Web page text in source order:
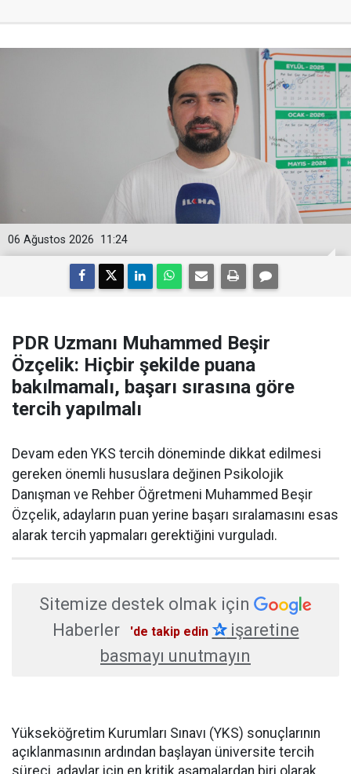
11:24
06 Ağustos 2026
PDR Uzmanı Muhammed Beşir
Özçelik: Hiçbir şekilde puana
bakılmamalı, başarı sırasına göre
tercih yapılmalı
Devam eden YKS tercih döneminde dikkat edilmesi
gereken önemli hususlara değinen Psikolojik
Danışman ve Rehber Öğretmeni Muhammed Beşir
Özçelik, adayların puan yerine başarı sıralamasını esas
alarak tercih yapmaları gerektiğini vurguladı.
Sitemize destek olmak için
Haberler
'de takip edin ✰işaretine
basmayı unutmayın
Yükseköğretim Kurumları Sınavı (YKS) sonuçlarının
açıklanmasının ardından başlayan üniversite tercih